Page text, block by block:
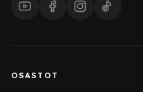
OSASTOT